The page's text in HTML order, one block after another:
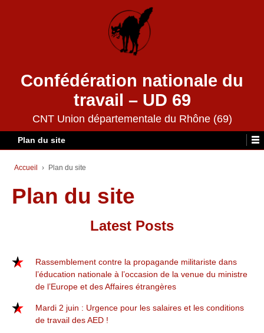
Confédération nationale du
travail – UD 69
CNT Union départementale du Rhône (69)
Plan du site
Accueil › Plan du site
Plan du site
Latest Posts
Rassemblement contre la propagande militariste dans
l’éducation nationale à l’occasion de la venue du ministre
de l’Europe et des Affaires étrangères
Mardi 2 juin : Urgence pour les salaires et les conditions
de travail des AED !